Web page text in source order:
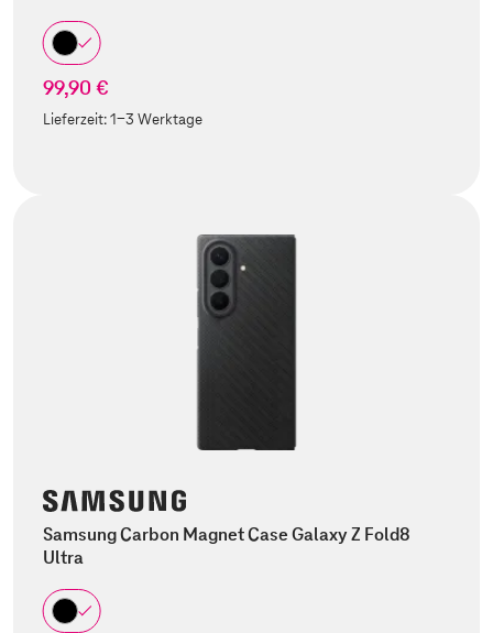
99,90 €
Lieferzeit:1-3 Werktage
Samsung Carbon Magnet Case Galaxy Z Fold8
Ultra